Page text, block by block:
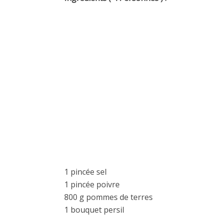
1 pincée sel
1 pincée poivre
800 g pommes de terres
1 bouquet persil